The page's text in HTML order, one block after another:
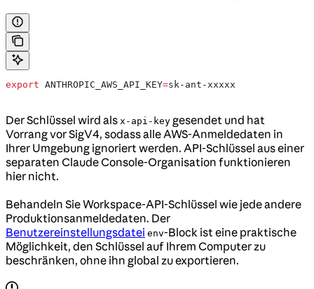
export ANTHROPIC_AWS_API_KEY=sk-ant-xxxxx
Der Schlüssel wird als x-api-key gesendet und hat
Vorrang vor SigV4, sodass alle AWS-Anmeldedaten in
Ihrer Umgebung ignoriert werden. API-Schlüssel aus einer
separaten Claude Console-Organisation funktionieren
hier nicht.
Behandeln Sie Workspace-API-Schlüssel wie jede andere
Produktionsanmeldedaten. Der
Benutzereinstellungsdatei env-Block ist eine praktische
Möglichkeit, den Schlüssel auf Ihrem Computer zu
beschränken, ohne ihn global zu exportieren.